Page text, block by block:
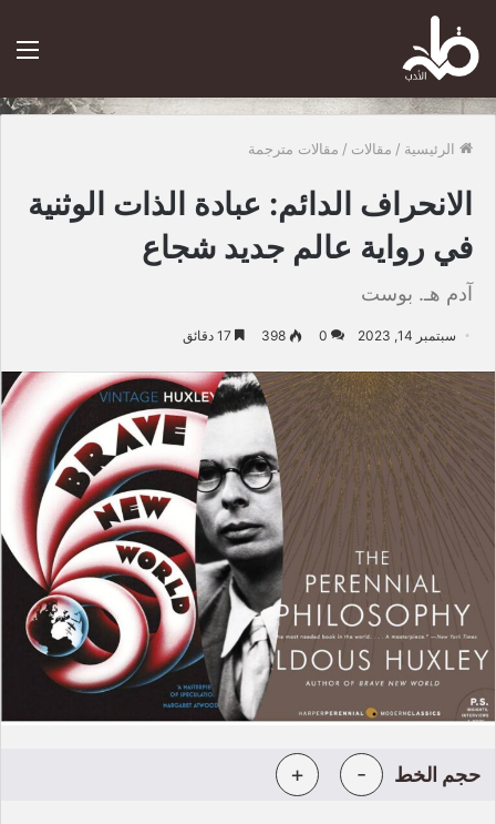
الرئيسية / مقالات / مقالات مترجمة
الانحراف الدائم: عبادة الذات الوثنية
في رواية عالم جديد شجاع
آدم هـ. بوست
سبتمبر 14, 2023 0
398
حجم الخط -
+